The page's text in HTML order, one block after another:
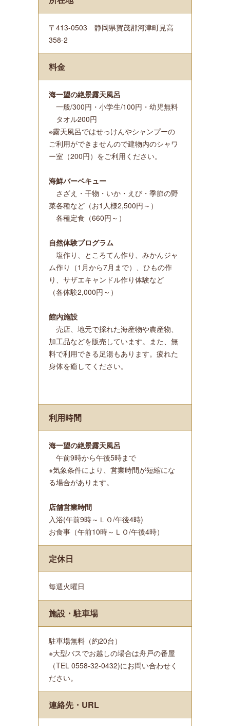
〒413-0503 静岡県賀茂郡河津町見高
358-2
料金
海一望の絶景露天風呂
一般/300円・小学生/100円・幼児無料
タオル200円
※露天風呂ではせっけんやシャンプーの
ご利用ができませんので建物内のシャワ
ー室（200円）をご利用ください。
海鮮バーベキュー
さざえ・干物・いか・えび・季節の野
菜各種など（お1人様2,500円～）
各種定食（660円～）
自然体験プログラム
塩作り、ところてん作り、みかんジャ
ム作り（1月から7月まで）、ひもの作
り、サザエキャンドル作り体験など
（各体験2,000円～）
館内施設
売店、地元で採れた海産物や農産物、
加工品などを販売しています。また、無
料で利用できる足湯もあります。疲れた
身体を癒してください。
利用時間
海一望の絶景露天風呂
午前9時から午後5時まで
※気象条件により、営業時間が短縮にな
る場合があります。
店舗営業時間
入浴(午前9時～ＬＯ/午後4時)
お食事（午前10時～ＬＯ/午後4時）
定休日
毎週火曜日
施設・駐車場
駐車場無料（約20台）
※大型バスでお越しの場合は舟戸の番屋
（TEL 0558-32-0432)にお問い合わせく
ださい。
連絡先・URL